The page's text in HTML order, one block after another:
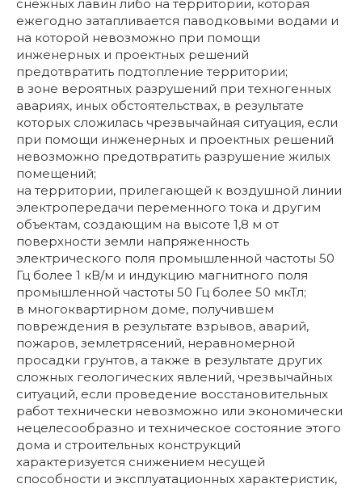
снежных лавин либо на территории, которая
ежегодно затапливается паводковыми водами и
на которой невозможно при помощи
инженерных и проектных решений
предотвратить подтопление территории;
в зоне вероятных разрушений при техногенных
авариях, иных обстоятельствах, в результате
которых сложилась чрезвычайная ситуация, если
при помощи инженерных и проектных решений
невозможно предотвратить разрушение жилых
помещений;
на территории, прилегающей к воздушной линии
электропередачи переменного тока и другим
объектам, создающим на высоте 1,8 м от
поверхности земли напряженность
электрического поля промышленной частоты 50
Гц более 1 кВ/м и индукцию магнитного поля
промышленной частоты 50 Гц более 50 мкТл;
в многоквартирном доме, получившем
повреждения в результате взрывов, аварий,
пожаров, землетрясений, неравномерной
просадки грунтов, а также в результате других
сложных геологических явлений, чрезвычайных
ситуаций, если проведение восстановительных
работ технически невозможно или экономически
нецелесообразно и техническое состояние этого
дома и строительных конструкций
характеризуется снижением несущей
способности и эксплуатационных характеристик,